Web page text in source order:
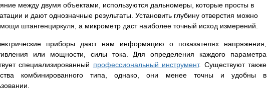
между двумя объектами, используются дальномеры, которые просты в
и дают однозначные результаты. Установить глубину отверстия можно
штангенциркуля, а микрометр даст наиболее точный исход измерений.
приборы дают нам информацию о показателях напряжения,
или мощности, силы тока. Для определения каждого параметра
специализированный профессиональный инструмент. Существуют также
комбинированного типа, однако, они менее точны и удобны в